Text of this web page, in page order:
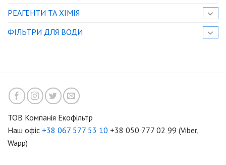
РЕАГЕНТИ ТА ХІМІЯ
ФІЛЬТРИ ДЛЯ ВОДИ
ТОВ Компанія Екофільтр
Наш офіс +38 067 577 53 10 +38 050 777 02 99 (Viber,
Wapp)